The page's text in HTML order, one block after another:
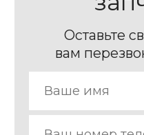
Оставьте
вам